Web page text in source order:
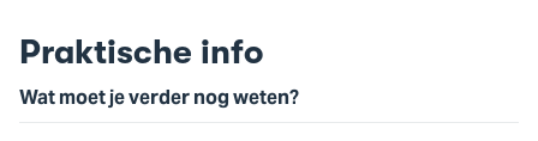
Praktische info
Wat moet je verder nog weten?